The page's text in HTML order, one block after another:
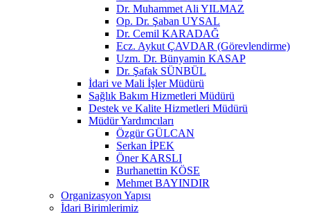
Dr. Muhammet Ali YILMAZ
Op. Dr. Şaban UYSAL
Dr. Cemil KARADAĞ
Ecz. Aykut ÇAVDAR (Görevlendirme)
Uzm. Dr. Bünyamin KASAP
Dr. Şafak SÜNBÜL
İdari ve Mali İşler Müdürü
Sağlık Bakım Hizmetleri Müdürü
Destek ve Kalite Hizmetleri Müdürü
Müdür Yardımcıları
Özgür GÜLCAN
Serkan İPEK
Öner KARSLI
Burhanettin KÖSE
Mehmet BAYINDIR
Organizasyon Yapısı
İdari Birimlerimiz